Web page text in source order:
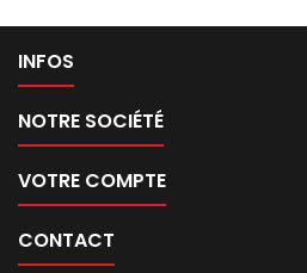
INFOS
NOTRE SOCIÉTÉ
VOTRE COMPTE
CONTACT